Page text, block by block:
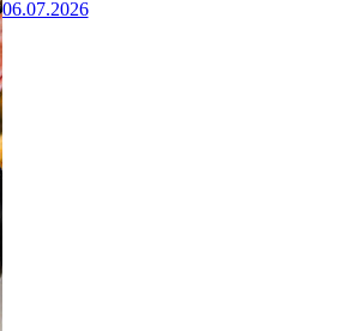
06.07.2026